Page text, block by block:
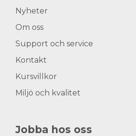
Nyheter
Om oss
Support och service
Kontakt
Kursvillkor
Miljö och kvalitet
Jobba hos oss